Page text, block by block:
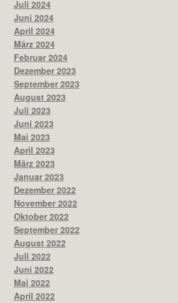
Juli 2024
Juni 2024
April 2024
März 2024
Februar 2024
Dezember 2023
September 2023
August 2023
Juli 2023
Juni 2023
Mai 2023
April 2023
März 2023
Januar 2023
Dezember 2022
November 2022
Oktober 2022
September 2022
August 2022
Juli 2022
Juni 2022
Mai 2022
April 2022